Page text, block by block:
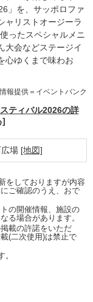
」を、サッポロファ
ャリストオージーラ
ったスペシャルメニ
大会などステージイ
心ゆくまで味わお
情報提供＝イベントバンク
ティバル2026の詳
]
場 [地図]
をしておりますが内容
ご確認のうえ、おで
の開催情報、施設の
る場合があります。
載の許諾をいただ
(二次使用)は禁止で